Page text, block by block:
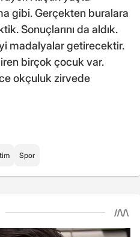
gibi. Gerçekten buralara
Sonuçlarını da aldık.
madalyalar getirecektir.
birçok çocuk var.
okçuluk zirvede
Spor